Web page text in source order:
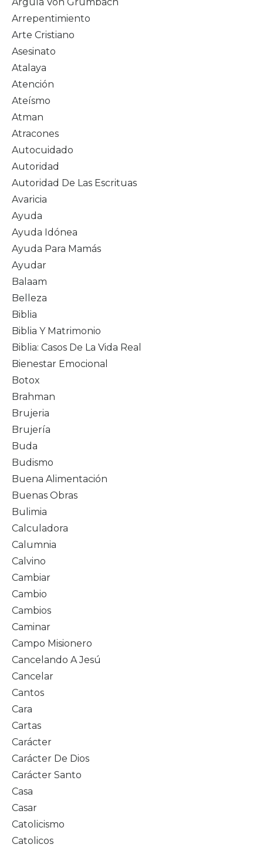
Arrepentimiento
Arte Cristiano
Asesinato
Atalaya
Atención
Ateísmo
Atman
Atracones
Autocuidado
Autoridad
Autoridad De Las Escrituas
Avaricia
Ayuda
Ayuda Idónea
Ayuda Para Mamás
Ayudar
Balaam
Belleza
Biblia
Biblia Y Matrimonio
Biblia: Casos De La Vida Real
Bienestar Emocional
Botox
Brahman
Brujeria
Brujería
Buda
Budismo
Buena Alimentación
Buenas Obras
Bulimia
Calculadora
Calumnia
Calvino
Cambiar
Cambio
Cambios
Caminar
Campo Misionero
Cancelando A Jesú
Cancelar
Cantos
Cara
Cartas
Carácter
Carácter De Dios
Carácter Santo
Casa
Casar
Catolicismo
Catolicos